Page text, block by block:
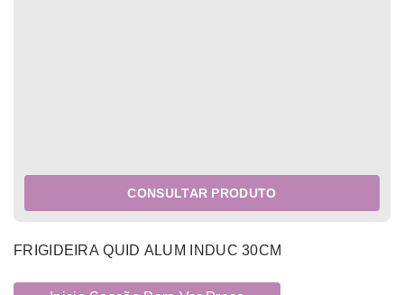
CONSULTAR PRODUTO
FRIGIDEIRA QUID ALUM INDUC 30CM